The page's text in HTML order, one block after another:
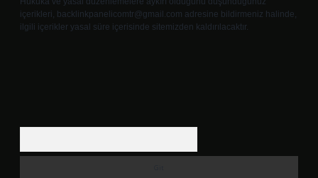
içerikleri, backlinkpanelicomtr@gmail.com adresine bildirmeniz halinde,
ilgili içerikler yasal süre içerisinde sitemizden kaldırılacaktır.